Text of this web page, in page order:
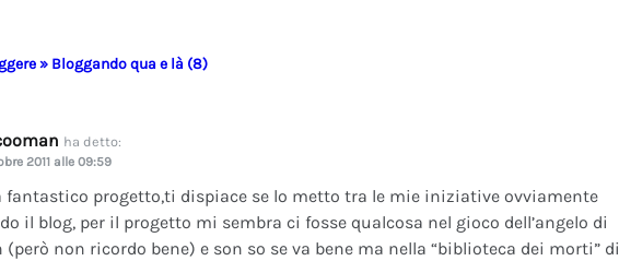
» Bloggando qua e là (8)
ha detto:
2011 alle 09:59
fantastico progetto,ti dispiace se lo metto tra le mie iniziative ovviamente
il blog, per il progetto mi sembra ci fosse qualcosa nel gioco dell’angelo di
(però non ricordo bene) e son so se va bene ma nella “biblioteca dei morti” di